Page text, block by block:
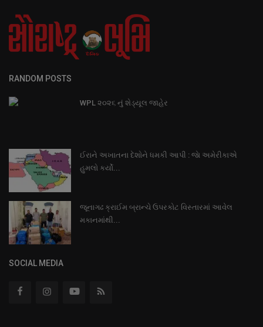
RANDOM POSTS
WPL ૨૦૨૬ નું શેડ્યૂલ જાહેર
ઈરાને અખાતના દેશોને ધમકી આપી : જાે અમેરીકાએ
હુમલો કર્યો...
જૂનાગઢ ક્રાઈમ બ્રાન્ચે ઉપરકોટ વિસ્તારમાં આવેલ
મકાનમાંથી...
SOCIAL MEDIA